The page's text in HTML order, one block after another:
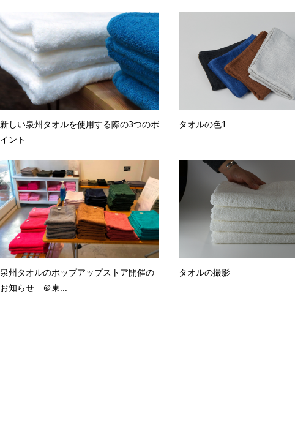
新しい泉州タオルを使用する際の3つのポ
イント
タオルの色1
泉州タオルのポップアップストア開催の
お知らせ ＠東...
タオルの撮影